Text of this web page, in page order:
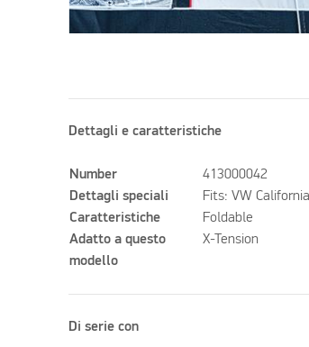
Dettagli e caratteristiche
Number
413000042
Dettagli speciali
Fits: VW
Caratteristiche
Foldable
Adatto a questo
modello
X-Tension
Di serie con